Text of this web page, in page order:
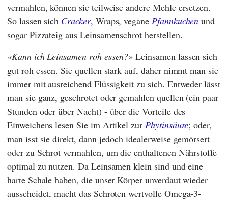
vermahlen, können sie teilweise andere Mehle ersetzen.
So lassen sich Cracker, Wraps, vegane Pfannkuchen und
sogar Pizzateig aus Leinsamenschrot herstellen.
Kann ich Leinsamen roh essen? Leinsamen lassen sich
gut roh essen. Sie quellen stark auf, daher nimmt man sie
immer mit ausreichend Flüssigkeit zu sich. Entweder lässt
man sie ganz, geschrotet oder gemahlen quellen (ein paar
Stunden oder über Nacht) - über die Vorteile des
Einweichens lesen Sie im Artikel zurPhytinsäure; oder,
man isst sie direkt, dann jedoch idealerweise gemörsert
oder zu Schrot vermahlen, um die enthaltenen Nährstoffe
optimal zu nutzen. Da Leinsamen klein sind und eine
harte Schale haben, die unser Körper unverdaut wieder
ausscheidet, macht das Schroten wertvolle Omega-3-